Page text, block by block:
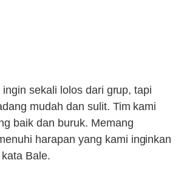
ingin sekali lolos dari grup, tapi
mudah dan sulit. Tim kami
baik dan buruk. Memang
harapan yang kami inginkan
Bale.